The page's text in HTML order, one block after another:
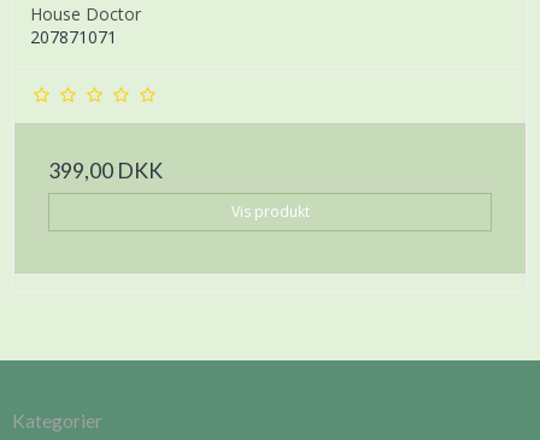
House Doctor
207871071
399,00 DKK
Vis produkt
Kategorier